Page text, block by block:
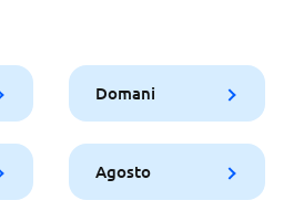
Domani
Agosto